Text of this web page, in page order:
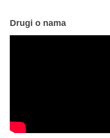
Drugi o nama